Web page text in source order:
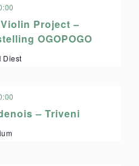
Project –
OGOPOGO
Diest
– Triveni